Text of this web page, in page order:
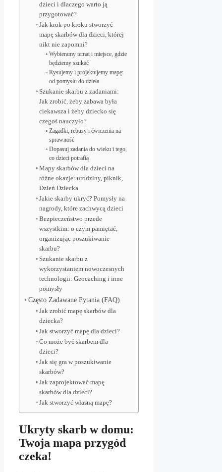
dzieci i dlaczego warto ją
przygotować?
Jak krok po kroku stworzyć
mapę skarbów dla dzieci, której
nikt nie zapomni?
Wybieramy temat i miejsce, gdzie
będziemy szukać
Rysujemy i projektujemy mapę:
od pomysłu do dzieła
Szukanie skarbu z zadaniami:
Jak zrobić, żeby zabawa była
ciekawsza i żeby dziecko się
czegoś nauczyło?
Zagadki, rebusy i ćwiczenia na
sprawność
Dopasuj zadania do wieku i tego,
co dzieci potrafią
Mapy skarbów dla dzieci na
różne okazje: urodziny, piknik,
Dzień Dziecka
Jakie skarby ukryć? Pomysły na
nagrody, które zachwycą dzieci
Bezpieczeństwo przede
wszystkim: o czym pamiętać,
organizując poszukiwanie
skarbu?
Szukanie skarbu z
wykorzystaniem nowoczesnych
technologii: Geocaching i inne
pomysły
Często Zadawane Pytania (FAQ)
Jak zrobić mapę skarbów dla
dziecka?
Jak stworzyć mapę dla dzieci?
Co może być skarbem dla
dzieci?
Jak się gra w poszukiwanie
skarbów?
Jak zaprojektować mapę
skarbów dla dzieci?
Jak stworzyć własną mapę?
Ukryty skarb w domu:
Twoja mapa przygód
czeka!